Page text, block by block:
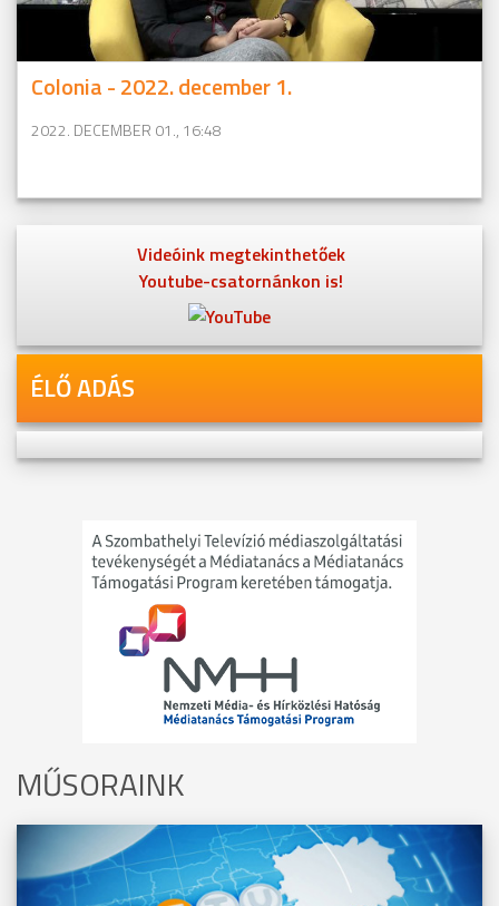
Colonia - 2022. december 1.
2022. DECEMBER 01., 16:48
Videóink megtekinthetőek
Youtube-csatornánkon is!
ÉLŐ ADÁS
MŰSORAINK